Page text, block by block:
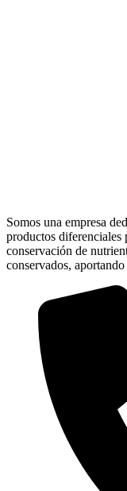
Somos una empresa
productos diferenciales
conservación de
conservados,